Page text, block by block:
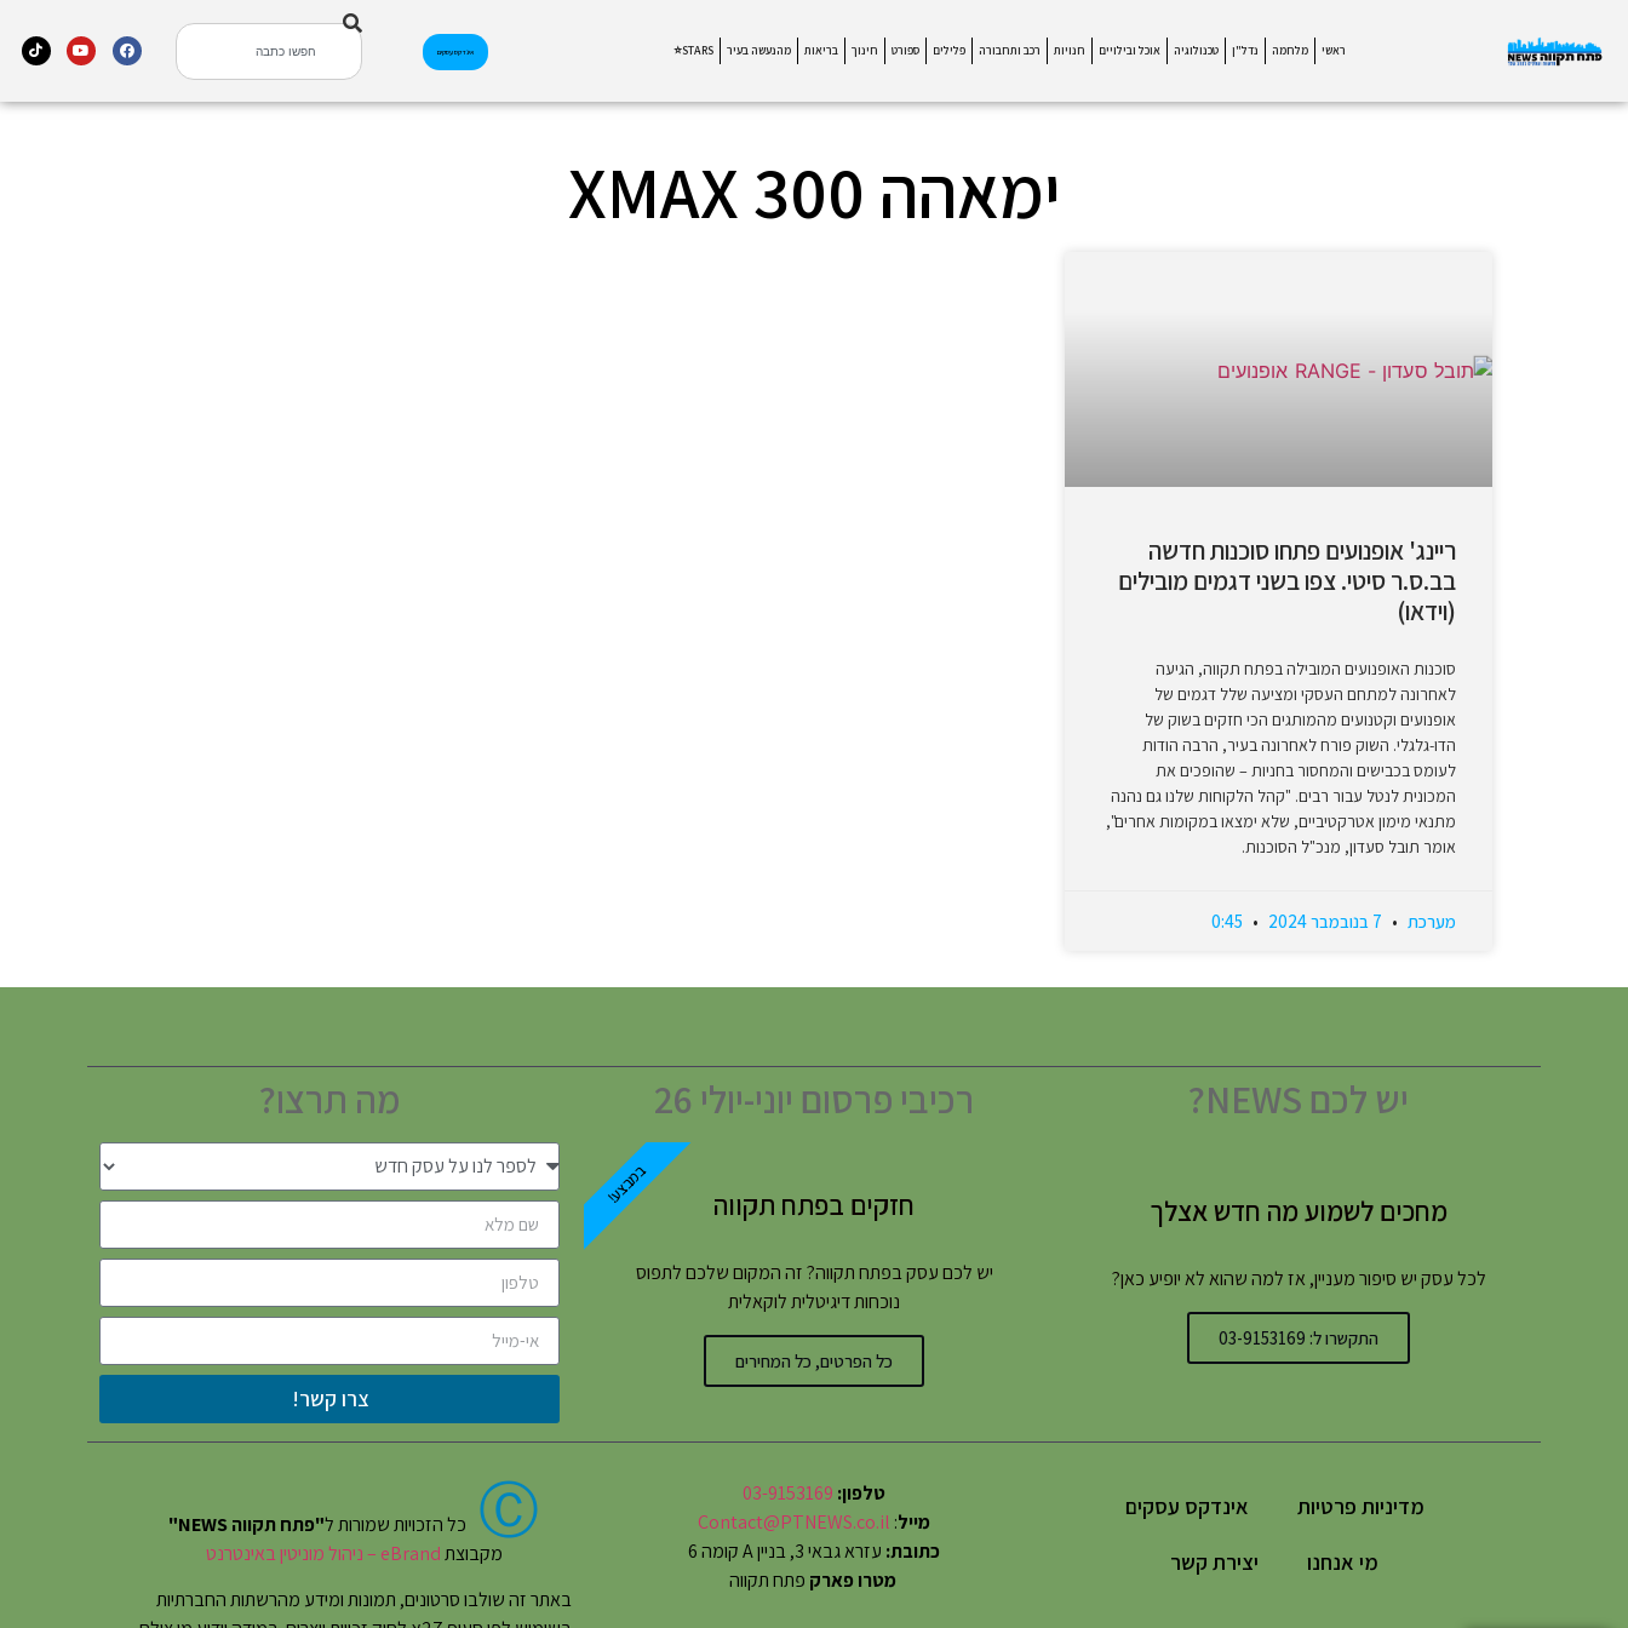
ראשי מלחמה נדל"ן טכנולוגיה אוכל ובילויים חנויות רכב ותחבורה פלילים ספורט חינוך בריאות מהנעשה בעיר STARS⭐ אינדקס עסקים
ימאהה XMAX 300
ריינג' אופנועים פתחו סוכנות חדשה
בב.ס.ר סיטי. צפו בשני דגמים מובילים
(וידאו)
סוכנות האופנועים המובילה בפתח תקווה, הגיעה
לאחרונה למתחם העסקי ומציעה שלל דגמים של
אופנועים וקטנועים מהמותגים הכי חזקים בשוק של
הדו-גלגלי. השוק פורח לאחרונה בעיר, הרבה הודות
לעומס בכבישים והמחסור בחניות – שהופכים את
המכונית לנטל עבור רבים. "קהל הלקוחות שלנו גם נהנה
מתנאי מימון אטרקטיביים, שלא ימצאו במקומות אחרים",
אומר תובל סעדון, מנכ"ל הסוכנות.
מערכת
יש לכם NEWS?
מחכים לשמוע מה חדש אצלך
לכל עסק יש סיפור מעניין, אז למה שהוא לא יופיע כאן?
התקשרו ל: 03-9153169
רכיבי פרסום יוני-יולי 26
חזקים בפתח תקווה
יש לכם עסק בפתח תקווה? זה המקום שלכם לתפוס
נוכחות דיגיטלית לוקאלית
כל הפרטים, כל המחירים
במבצע!
מה תרצו?
צרו קשר!
מדיניות פרטיות
אינדקס עסקים
מי אנחנו
יצירת קשר
טלפון: 03-9153169
מייל:
Contact@PTNEWS.co.il
כתובת: עזרא גבאי 3, בניין A קומה 6
מטרו פארק פתח תקווה
Ⓒ כל הזכויות שמורות ל"פתח תקווה NEWS"
מקבוצתeBrand – ניהול מוניטין באינטרנט
באתר זה שולבו סרטונים, תמונות ומידע מהרשתות החברתיות